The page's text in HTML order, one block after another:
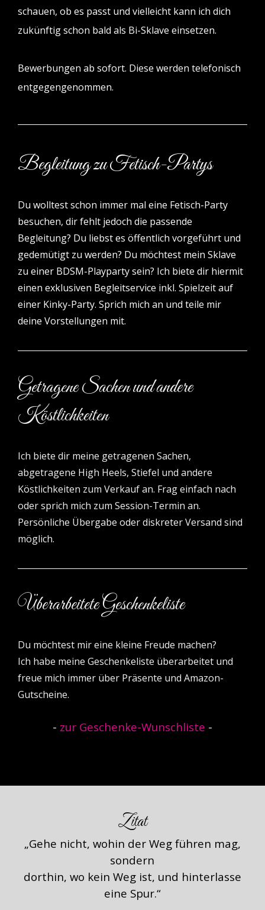
schauen, ob es passt und vielleicht kann ich dich
zukünftig schon bald als Bi-Sklave einsetzen.
Bewerbungen ab sofort. Diese werden telefonisch
entgegengenommen.
Begleitung zu Fetisch-Partys
Du wolltest schon immer mal eine Fetisch-Party
besuchen, dir fehlt jedoch die passende
Begleitung? Du liebst es öffentlich vorgeführt und
gedemütigt zu werden? Du möchtest mein Sklave
zu einer BDSM-Playparty sein? Ich biete dir hiermit
einen exklusiven Begleitservice inkl. Spielzeit auf
einer Kinky-Party. Sprich mich an und teile mir
deine Vorstellungen mit.
Getragene Sachen und andere
Köstlichkeiten
Ich biete dir meine getragenen Sachen,
abgetragene High Heels, Stiefel und andere
Köstlichkeiten zum Verkauf an. Frag einfach nach
oder sprich mich zum Session-Termin an.
Persönliche Übergabe oder diskreter Versand sind
möglich.
Überarbeitete Geschenkeliste
Du möchtest mir eine kleine Freude machen?
Ich habe meine Geschenkeliste überarbeitet und
freue mich immer über Präsente und Amazon-
Gutscheine.
- zur Geschenke-Wunschliste -
Zitat
„Gehe nicht, wohin der Weg führen mag,
sondern
dorthin, wo kein Weg ist, und hinterlasse
eine Spur.“